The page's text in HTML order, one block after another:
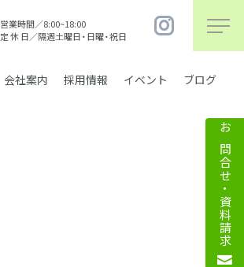
営業時間／8:00~18:00
定 休 日／隔週土曜日・日曜・祝日
会社案内 採用情報 イベント ブログ
お問合せ・資料請求